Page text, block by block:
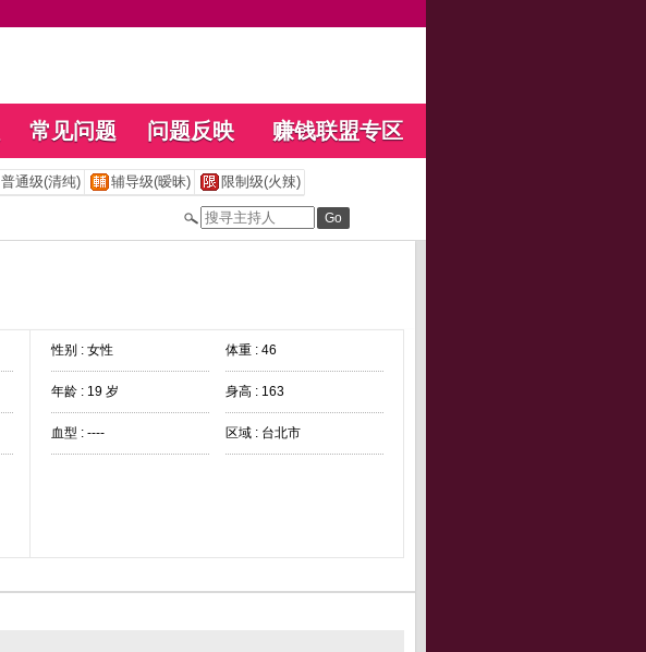
常见问题 问题反映 赚钱联盟专区
普通级(清纯) 辅导级(暧昧) 限制级(火辣)
性别 : 女性 体重 : 46
年龄 : 19 岁 身高 : 163
血型 : ---- 区域 : 台北市